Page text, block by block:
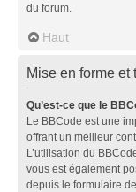
du forum.
Haut
Mise en forme et
Qu’est-ce que le
Le BBCode est une
offrant un meilleur
L’utilisation du
vous est également
depuis le formulaire